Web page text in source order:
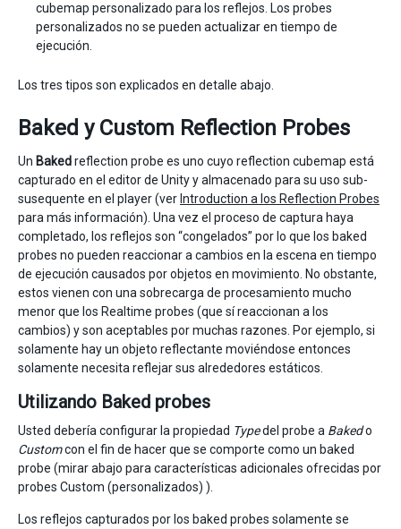
cubemap personalizado para los reflejos. Los probes
personalizados no se pueden actualizar en tiempo de
ejecución.
Los tres tipos son explicados en detalle abajo.
Baked y Custom Reflection Probes
Un Bakedreflection probe es uno cuyo reflection cubemap está
capturado en el editor de Unity y almacenado para su uso sub-
susequente en el player (ver Introduction a los Reflection Probes
para más información). Una vez el proceso de captura haya
completado, los reflejos son “congelados” por lo que los baked
probes no pueden reaccionar a cambios en la escena en tiempo
de ejecución causados por objetos en movimiento. No obstante,
estos vienen con una sobrecarga de procesamiento mucho
menor que los Realtime probes (que sí reaccionan a los
cambios) y son aceptables por muchas razones. Por ejemplo, si
solamente hay un objeto reflectante moviéndose entonces
solamente necesita reflejar sus alrededores estáticos.
Utilizando Baked probes
Usted debería configurar la propiedad Typedel probe a Bakedo
Customcon el fin de hacer que se comporte como un baked
probe (mirar abajo para características adicionales ofrecidas por
probes Custom (personalizados) ).
Los reflejos capturados por los baked probes solamente se